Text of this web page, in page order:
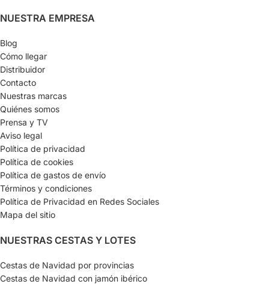
NUESTRA EMPRESA
Blog
Cómo llegar
Distribuidor
Contacto
Nuestras marcas
Quiénes somos
Prensa y TV
Aviso legal
Política de privacidad
Política de cookies
Política de gastos de envío
Términos y condiciones
Política de Privacidad en Redes Sociales
Mapa del sitio
NUESTRAS CESTAS Y LOTES
Cestas de Navidad por provincias
Cestas de Navidad con jamón ibérico